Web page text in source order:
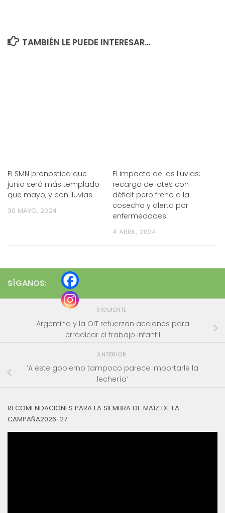
TAMBIÉN LE PUEDE INTERESAR...
El SMN pronostica que
junio será más templado
que mayo, y con lluvias
30 MAYO, 2024
El impacto de las lluvias:
recarga de lotes con
déficit pero freno a la
cosecha y alerta por
enfermedades
4 ABRIL, 2024
SÍGANOS:
SIGUIENTE
Argentina y la OIT refuerzan acciones para
erradicar el trabajo infantil
ANTERIOR
‘A este gobierno tampoco parece importarle la
lechería’
RECOMENDACIONES PARA LA SIEMBRA DE MAÍZ DE LA
CAMPAÑA2026-27